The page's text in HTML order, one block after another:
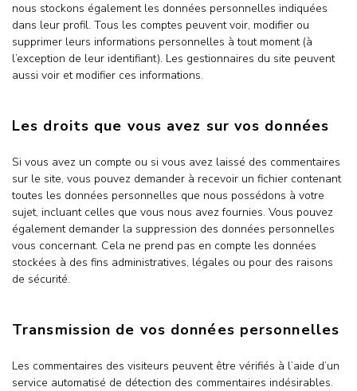
nous stockons également les données personnelles indiquées
dans leur profil. Tous les comptes peuvent voir, modifier ou
supprimer leurs informations personnelles à tout moment (à
l’exception de leur identifiant). Les gestionnaires du site peuvent
aussi voir et modifier ces informations.
Les droits que vous avez sur vos données
Si vous avez un compte ou si vous avez laissé des commentaires
sur le site, vous pouvez demander à recevoir un fichier contenant
toutes les données personnelles que nous possédons à votre
sujet, incluant celles que vous nous avez fournies. Vous pouvez
également demander la suppression des données personnelles
vous concernant. Cela ne prend pas en compte les données
stockées à des fins administratives, légales ou pour des raisons
de sécurité.
Transmission de vos données personnelles
Les commentaires des visiteurs peuvent être vérifiés à l’aide d’un
service automatisé de détection des commentaires indésirables.